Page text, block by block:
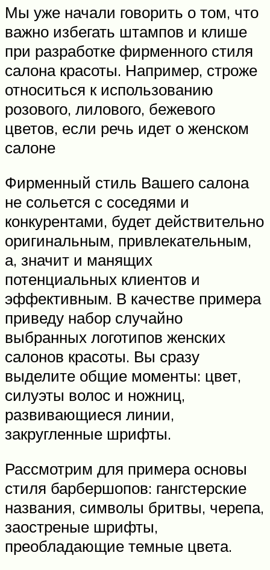
Мы уже начали говорить о том, что
важно избегать штампов и клише
при разработке фирменного стиля
салона красоты. Например, строже
относиться к использованию
розового, лилового, бежевого
цветов, если речь идет о женском
салоне
Фирменный стиль Вашего салона
не сольется с соседями и
конкурентами, будет действительно
оригинальным, привлекательным,
а, значит и манящих
потенциальных клиентов и
эффективным. В качестве примера
приведу набор случайно
выбранных логотипов женских
салонов красоты. Вы сразу
выделите общие моменты: цвет,
силуэты волос и ножниц,
развивающиеся линии,
закругленные шрифты.
Рассмотрим для примера основы
стиля барбершопов: гангстерские
названия, символы бритвы, черепа,
заостреные шрифты,
преобладающие темные цвета.